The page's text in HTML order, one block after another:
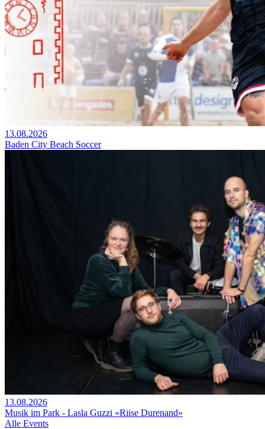
13.08.2026
Baden City Beach Soccer
13.08.2026
Musik im Park - Lasla Guzzi «Riise Durenand»
Alle Events